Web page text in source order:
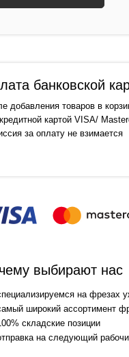
банковской
добавления товаров в
картой VISA/
за оплату не взимается
выбирают нас
на фрезах
широкий ассортимент
складские позиции
на следующий